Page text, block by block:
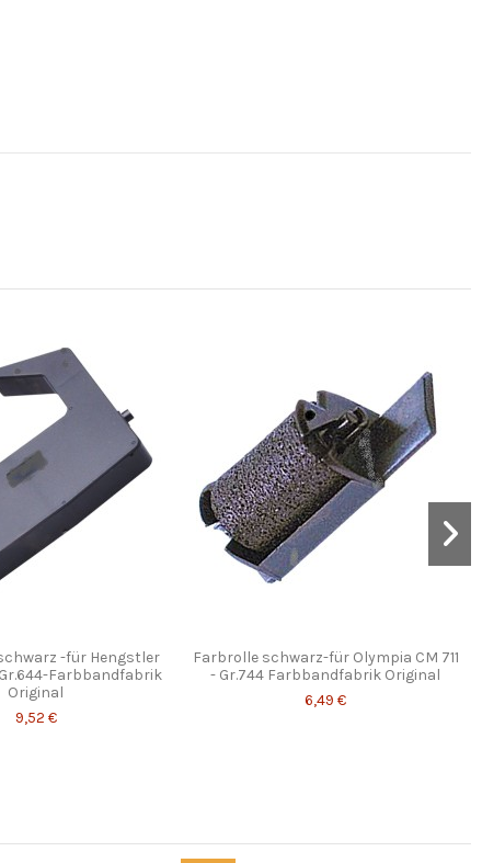
-für Hengstler
Farbbandfabrik
Original
9,52 €
Farbrolle schwarz-für Olympia CM 711
- Gr.744 Farbbandfabrik Original
6,49 €